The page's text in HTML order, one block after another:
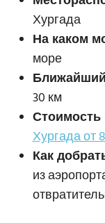
Хургада
На каком
море
30 км
Стоимость
Хургада от
Как
из